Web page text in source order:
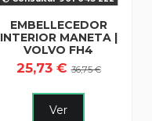
EMBELLECEDOR
INTERIOR MANETA |
VOLVO FH4
25,73 €36,75 €
Ver